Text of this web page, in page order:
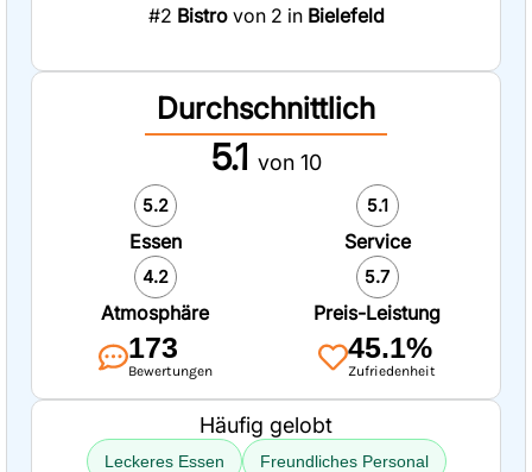
#2 Bistrovon 2 in Bielefeld
Durchschnittlich
5.1 von 10
5.2
Essen
5.1
Service
4.2
Atmosphäre
5.7
Preis-Leistung
173
Bewertungen
45.1%
Zufriedenheit
Häufig gelobt
Leckeres Essen Freundliches Personal